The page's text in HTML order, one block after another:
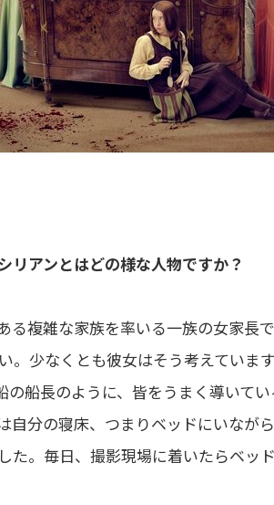
リアンとはどの様な人物ですか？
る複雑な家族を率いる一族の女家
。少なくとも彼女はそう考えていま
の船長のように、皆をうまく導いて
自分の寝床、つまりベッドにいなが
た。毎日、撮影現場に着いたらベッ